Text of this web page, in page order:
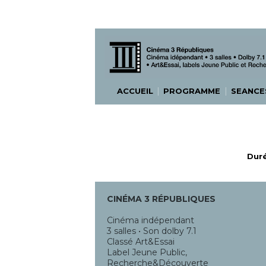
ACCUEIL | PROGRAMME |
CINÉMA 3 RÉPUBLIQUES
Cinéma indépendant
3 salles • Son dolby 7.1
Classé Art&Essai
Label Jeune Public,
Recherche&Découverte